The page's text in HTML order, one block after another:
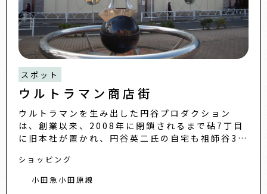
スポット
ウルトラマン商店街
ウルトラマンを生み出した円谷プロダクション
は、創業以来、2008年に閉鎖されるまで砧7丁目
に旧本社が置かれ、円谷英二氏の自宅も祖師谷3丁
といいます。そこで、
ショッピング
小田急小田原線